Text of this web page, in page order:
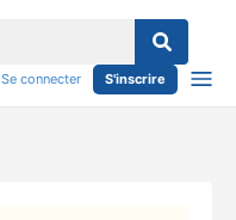
Se connecter S'inscrire